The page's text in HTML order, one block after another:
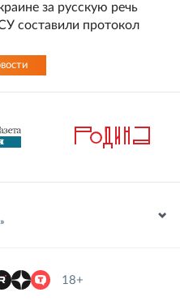
за русскую речь
составили протокол
18+